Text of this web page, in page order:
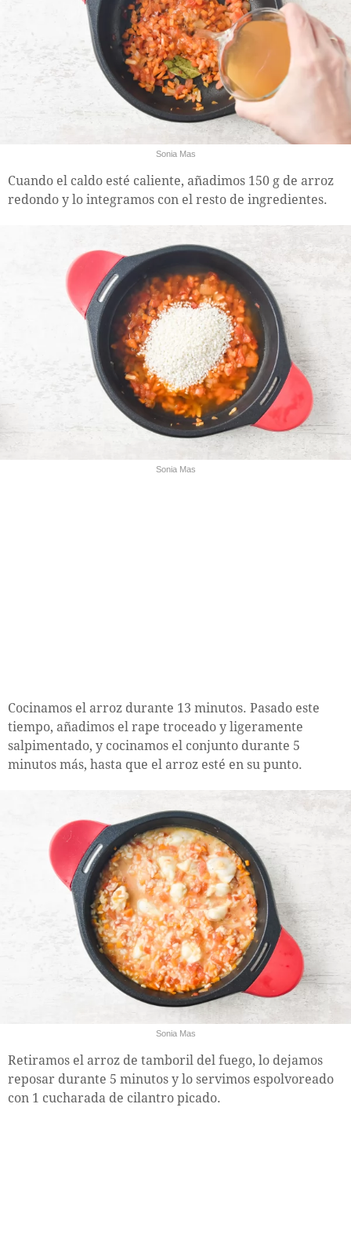
Sonia Mas
Cuando el caldo esté caliente, añadimos 150 g de arroz
redondo y lo integramos con el resto de ingredientes.
Sonia Mas
Cocinamos el arroz durante 13 minutos. Pasado este
tiempo, añadimos el rape troceado y ligeramente
salpimentado, y cocinamos el conjunto durante 5
minutos más, hasta que el arroz esté en su punto.
Sonia Mas
Retiramos el arroz de tamboril del fuego, lo dejamos
reposar durante 5 minutos y lo servimos espolvoreado
con 1 cucharada de cilantro picado.